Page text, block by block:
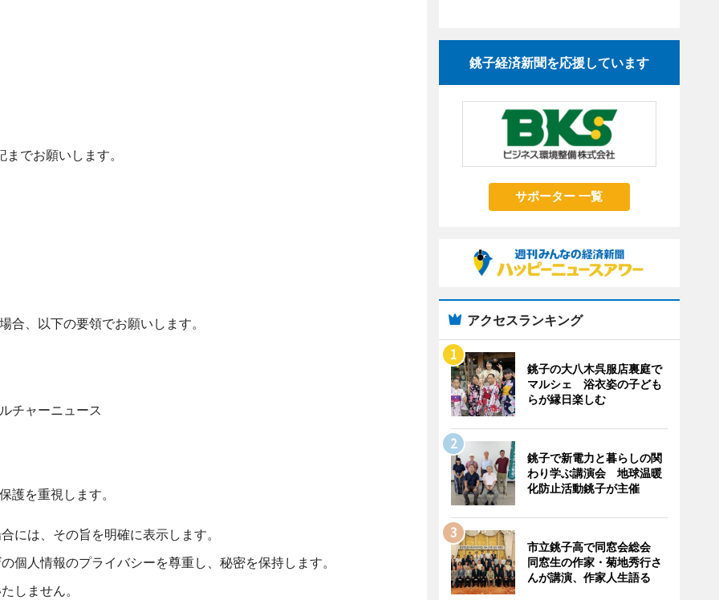
でお願いします。
、以下の要領でお願いします。
チャーニュース
護を重視します。
には、その旨を明確に表示します。
個人情報のプライバシーを尊重し、秘密を保持します。
しません。
銚子経済新聞を応援しています
サポーター 一覧
アクセスランキング
銚子の大八木呉服店裏庭で
マルシェ 浴衣姿の子ども
らが縁日楽しむ
銚子で新電力と暮らしの関
わり学ぶ講演会 地球温暖
化防止活動銚子が主催
市立銚子高で同窓会総会
同窓生の作家・菊地秀行さ
んが講演、作家人生語る